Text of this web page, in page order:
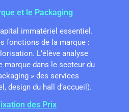
et le Packaging
immatériel essentiel.
fonctions de la marque :
L’élève analyse
marque dans le secteur du
» des services
design du hall d’accueil).
des Prix